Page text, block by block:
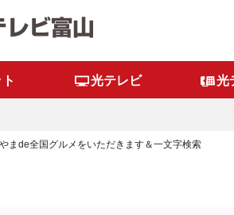
光テレビ 光
まde全国グルメをいただきます＆一文字検索